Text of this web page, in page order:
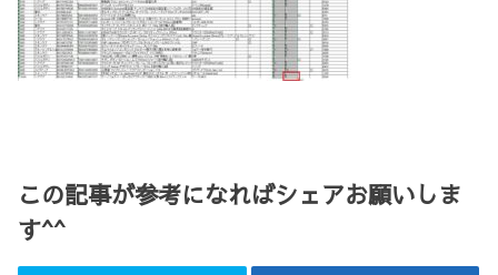
この記事が参考になればシェアお願いしま
す^^